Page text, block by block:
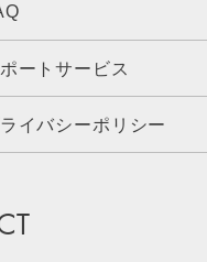
ートサービス
イバシーポリシー